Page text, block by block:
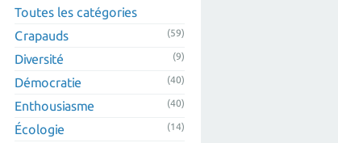
Toutes les catégories
Crapauds
(59)
Diversité (9)
Démocratie (40)
Enthousiasme (40)
Écologie (14)